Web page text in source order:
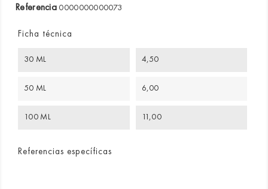
Referencia 0000000000073
Ficha técnica
30 ML 4,50
50 ML 6,00
100 ML 11,00
Referencias específicas